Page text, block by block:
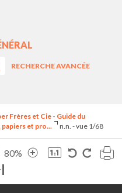
RECHERCHE AVANCÉE
Frères et Cie - Guide du
et pro...
n.n. - vue 1/68
80%